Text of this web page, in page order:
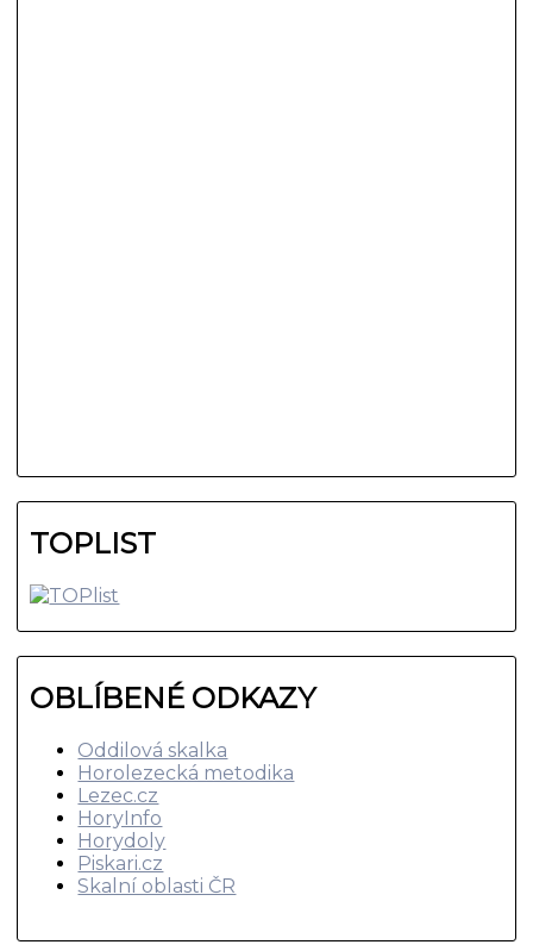
TOPLIST
OBLÍBENÉ ODKAZY
Oddilová skalka
Horolezecká metodika
Lezec.cz
HoryInfo
Horydoly
Piskari.cz
Skalní oblasti ČR